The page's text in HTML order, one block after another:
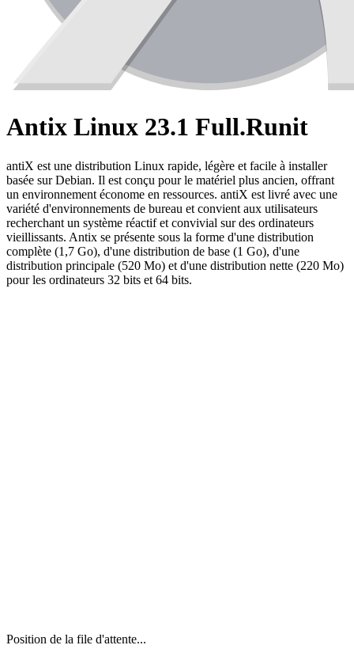
Antix Linux 23.1 Full.Runit
antiX est une distribution Linux rapide, légère et facile à installer
basée sur Debian. Il est conçu pour le matériel plus ancien, offrant
un environnement économe en ressources. antiX est livré avec une
variété d'environnements de bureau et convient aux utilisateurs
recherchant un système réactif et convivial sur des ordinateurs
vieillissants. Antix se présente sous la forme d'une distribution
complète (1,7 Go), d'une distribution de base (1 Go), d'une
distribution principale (520 Mo) et d'une distribution nette (220 Mo)
pour les ordinateurs 32 bits et 64 bits.
Position de la file d'attente...